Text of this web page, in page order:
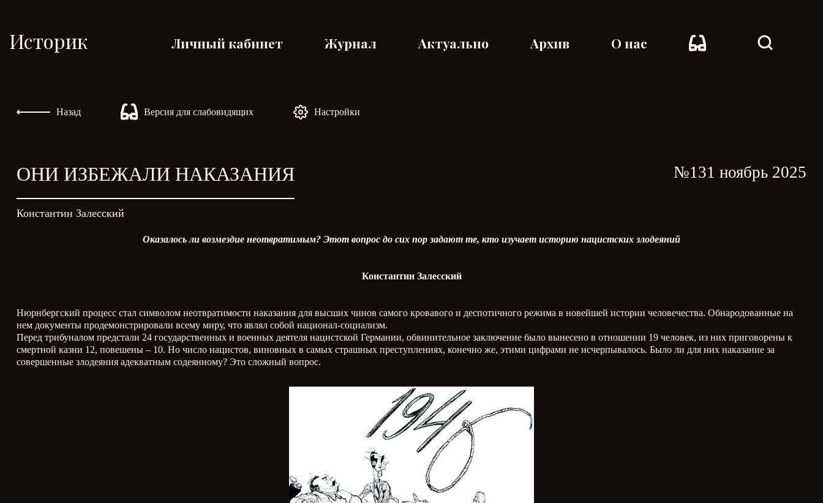
Историк Личный кабинет Журнал Актуально Архив О нас
Назад Версия для слабовидящих Настройки
ОНИ ИЗБЕЖАЛИ НАКАЗАНИЯ №131 ноябрь 2025
Константин Залесский
Оказалось ли возмездие неотвратимым? Этот вопрос до сих пор задают те, кто изучает историю нацистских злодеяний
Константин Залесский
Нюрнбергский процесс стал символом неотвратимости наказания для высших чинов самого кровавого и деспотичного режима в новейшей истории человечества. Обнародованные на
нем документы продемонстрировали всему миру, что являл собой национал-социализм.
Перед трибуналом предстали 24 государственных и военных деятеля нацистской Германии, обвинительное заключение было вынесено в отношении 19 человек, из них приговорены к
смертной казни 12, повешены – 10. Но число нацистов, виновных в самых страшных преступлениях, конечно же, этими цифрами не исчерпывалось. Было ли для них наказание за
совершенные злодеяния адекватным содеянному? Это сложный вопрос.